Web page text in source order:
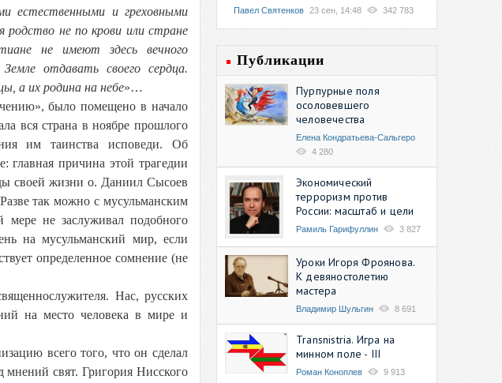
естественными и греховными
родство не по крови или стране
не имеют здесь вечного
отдавать своего сердца.
а их родина на небе»…
было помещено в начало
вся страна в ноябре прошлого
им таинства исповеди. Об
главная причина этой трагедии
своей жизни о. Даниил Сысоев
так можно с мусульманским
не заслуживал подобного
на мусульманский мир, если
определенное сомнение (не
Нас, русских
на место человека в мире и
всего того, что он сделал
свят. Григория Нисского
Павел Святенков 23 сен, 14:48 342 783
Публикации
Пурпурные поля
осоловевшего
человечества
Елена Кондратьева-Сальгеро
4 280
Экономический
терроризм против
России: масштаб и цели
Рамиль Гарифуллин 3 827
Уроки Игоря Фроянова.
К девяностолетию
мастера
Владимир Шульгин 8 691
Transnistria. Игра на
минном поле - III
Роман Коноплев 9 913